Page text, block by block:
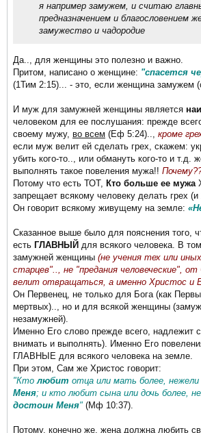
я например замужем, и считаю
предназначением и благословением
замужество и чадородие
Да.., для женщины это полезно и важно.
Притом, написано о женщине: "спасется
(1Тим 2:15)... - это, если женщина замужем
И муж для замужней женщины является
человеком для ее послушания: прежде
своему мужу, во всем (Еф 5:24).., кроме
если муж велит ей сделать грех, скажем:
убить кого-то.., или обмануть кого-то и т.д.
выполнять такое повеления мужа!!
Потому что есть ТОТ, Кто больше ее мужа
запрещает всякому человеку делать грех
Он говорит всякому живущему на земле:
Сказанное выше было для пояснения того,
есть ГЛАВНЫЙ для всякого человека. В
замужней женщины (не учения тех или
старцев".., не "предания человеческие", от
велит отвращаться, а именно Христос и
Он Первенец, не только для Бога (как
мертвых).., но и для всякой женщины
незамужней).
Именно Его слово прежде всего, надлежит
внимать и выполнять). Именно Его
ГЛАВНЫЕ для всякого человека на земле.
При этом, Сам же Христос говорит:
"Ктолюбит отца или мать более, нежели
Меня; и кто любит сына или дочь более,
достоин Меня" (Мф 10:37).
Потому, конечно же, жена должна любить